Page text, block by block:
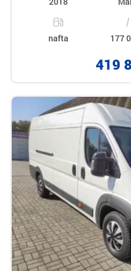
nafta 177
419